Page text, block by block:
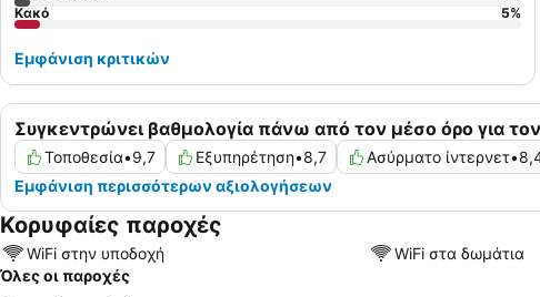
Συγκεντρώνει βαθμολογία πάνω από τον μέσο όρο για
Τοποθεσία•9,7 Εξυπηρέτηση•8,7 Ασύρματο ίντερνετ•
Εμφάνιση περισσότερων αξιολογήσεων
Κακό
5%
Εμφάνιση κριτικών
Κορυφαίες παροχές
WiFi στην υποδοχή WiFi στα δωμάτια
Όλες οι παροχές